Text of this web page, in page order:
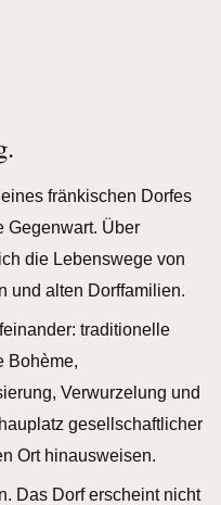
fränkischen Dorfes
Gegenwart. Über
die Lebenswege von
und alten Dorffamilien.
traditionelle
Bohème,
Verwurzelung und
gesellschaftlicher
Ort hinausweisen.
Das Dorf erscheint nicht